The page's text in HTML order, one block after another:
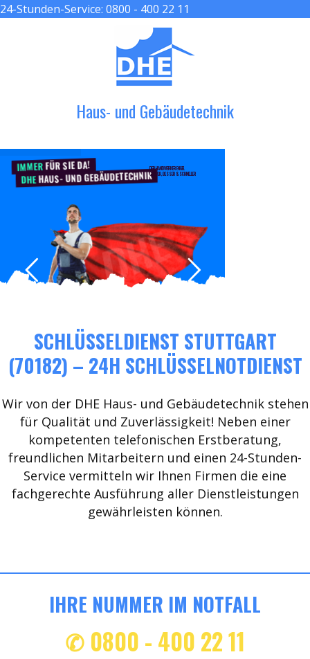
24-Stunden-Service: 0800 - 400 22 11
Haus- und Gebäudetechnik
IMMERFÜR SIE DA!
DHEHAUS- UND GEBÄUDETECHNIK
DER HANDWERKER ENGEL
GRÖßER, BESSER & SCHNELLER
SCHLÜSSELDIENST STUTTGART
(70182) – 24H SCHLÜSSELNOTDIENST
Wir von der DHE Haus- und Gebäudetechnik stehen
für Qualität und Zuverlässigkeit! Neben einer
kompetenten telefonischen Erstberatung,
freundlichen Mitarbeitern und einen 24-Stunden-
Service vermitteln wir Ihnen Firmen die eine
fachgerechte Ausführung aller Dienstleistungen
gewährleisten können.
IHRE NUMMER IM NOTFALL
✆ 0800 - 400 22 11